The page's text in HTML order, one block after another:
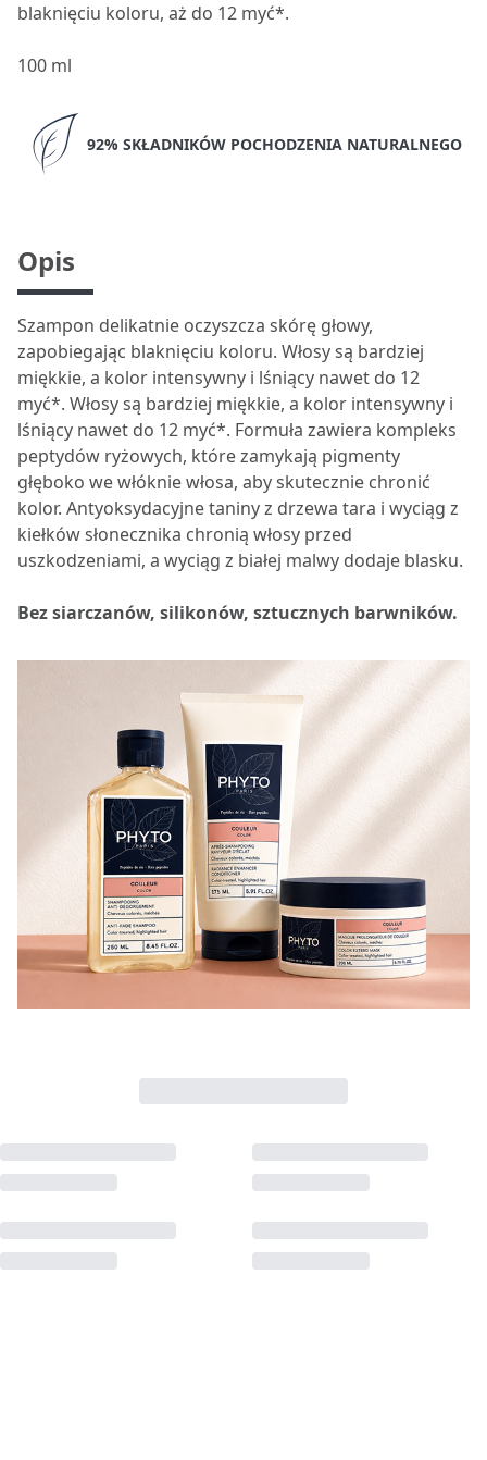
blaknięciu koloru, aż do 12 myć*.
100 ml
92% SKŁADNIKÓW POCHODZENIA NATURALNEGO
Opis
Szampon delikatnie oczyszcza skórę głowy,
zapobiegając blaknięciu koloru. Włosy są bardziej
miękkie, a kolor intensywny i lśniący nawet do 12
myć*. Włosy są bardziej miękkie, a kolor intensywny i
lśniący nawet do 12 myć*. Formuła zawiera kompleks
peptydów ryżowych, które zamykają pigmenty
głęboko we włóknie włosa, aby skutecznie chronić
kolor. Antyoksydacyjne taniny z drzewa tara i wyciąg z
kiełków słonecznika chronią włosy przed
uszkodzeniami, a wyciąg z białej malwy dodaje blasku.
Bez siarczanów, silikonów, sztucznych barwników.